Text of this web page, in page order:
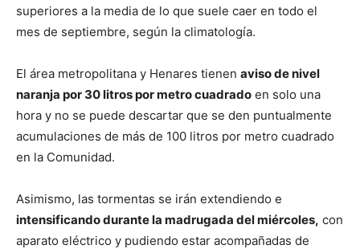
superiores a la media de lo que suele caer en todo el
mes de septiembre, según la climatología.
El área metropolitana y Henares tienen aviso de nivel
naranja por 30 litros por metro cuadrado en solo una
hora y no se puede descartar que se den puntualmente
acumulaciones de más de 100 litros por metro cuadrado
en la Comunidad.
Asimismo, las tormentas se irán extendiendo e
intensificando durante la madrugada del miércoles, con
aparato eléctrico y pudiendo estar acompañadas de